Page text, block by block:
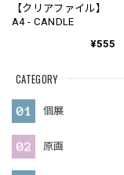
CATEGORY
個展
原画
【クリアファイル】
A4 - CANDLE
¥555